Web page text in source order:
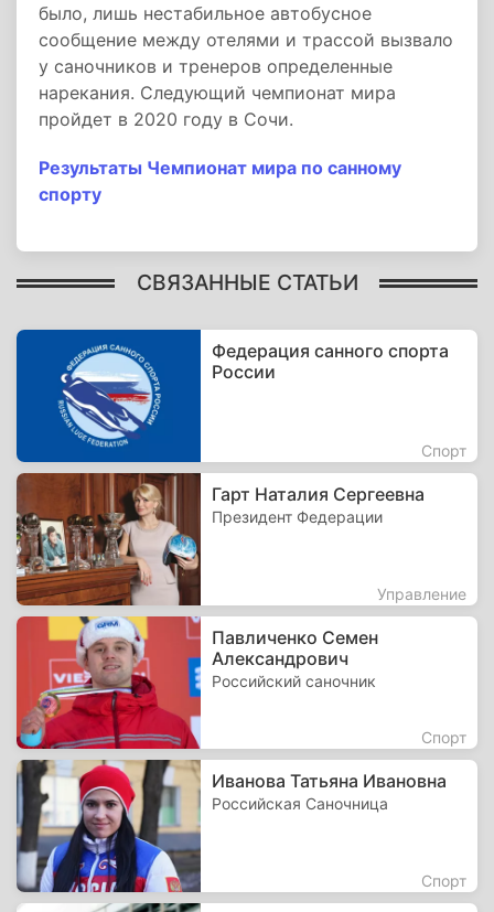
было, лишь нестабильное автобусное
сообщение между отелями и трассой вызвало
у саночников и тренеров определенные
нарекания. Следующий чемпионат мира
пройдет в 2020 году в Сочи.
Результаты Чемпионат мира по санному
спорту
СВЯЗАННЫЕ СТАТЬИ
Федерация санного спорта
России
Спорт
Гарт Наталия Сергеевна
Президент Федерации
Управление
Павличенко Семен
Александрович
Российский саночник
Спорт
Иванова Татьяна Ивановна
Российская Саночница
Спорт